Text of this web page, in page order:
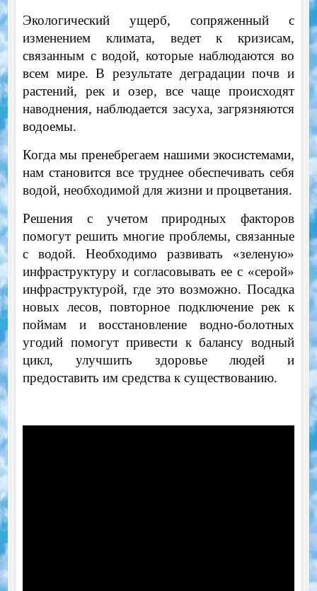
Экологический ущерб, сопряженный с
изменением климата, ведет к кризисам,
связанным с водой, которые наблюдаются во
всем мире. В результате деградации почв и
растений, рек и озер, все чаще происходят
наводнения, наблюдается засуха, загрязняются
водоемы.
Когда мы пренебрегаем нашими экосистемами,
нам становится все труднее обеспечивать себя
водой, необходимой для жизни и процветания.
Решения с учетом природных факторов
помогут решить многие проблемы, связанные
с водой. Необходимо развивать «зеленую»
инфраструктуру и согласовывать ее с «серой»
инфраструктурой, где это возможно. Посадка
новых лесов, повторное подключение рек к
поймам и восстановление водно-болотных
угодий помогут привести к балансу водный
цикл, улучшить здоровье людей и
предоставить им средства к существованию.